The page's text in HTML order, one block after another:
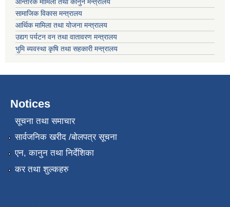
आन्तरिक मामिला तथा कानुन मन्त्रालय
सामाजिक विकास मन्त्रालय
आर्थिक मामिला तथा योजना मन्त्रालय
उद्यग पर्यटन वन तथा वातावरण मन्त्रालय
भुमि ब्यवस्था कृषि तथा सहकारी मन्त्रालय
Notices
सूचना तथा समाचार
सार्वजनिक खरीद /बोलपत्र सूचना
एन, कानुन तथा निर्देशिका
कर तथा शुल्कहरु